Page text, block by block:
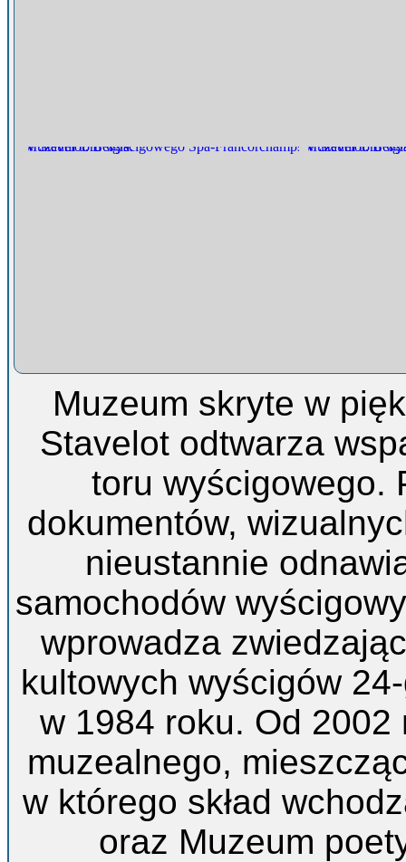
Muzeum skryte w
Stavelot odtwarza
toru wyścigowego.
dokumentów,
nieustannie
samochodów
wprowadza
kultowych wyścigów
w 1984 roku. Od
muzealnego,
w którego skład
oraz Muzeum